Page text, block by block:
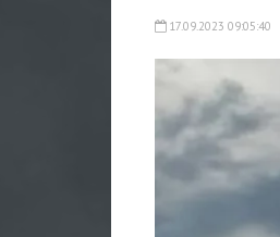
17.09.2023 09:05:40